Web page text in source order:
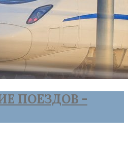
ПОЕЗДОВ -